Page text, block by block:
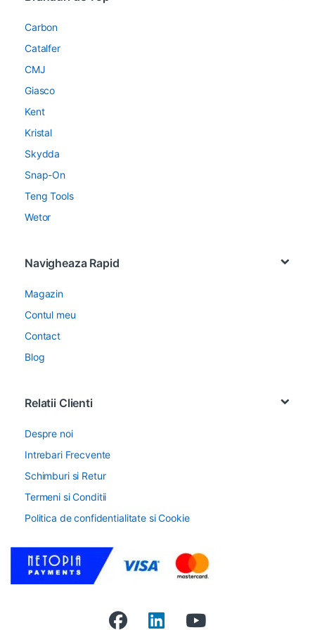
Carbon
Catalfer
CMJ
Giasco
Kent
Kristal
Skydda
Snap-On
Teng Tools
Wetor
Navigheaza Rapid
Magazin
Contul meu
Contact
Blog
Relatii Clienti
Despre noi
Intrebari Frecvente
Schimburi si Retur
Termeni si Conditii
Politica de confidentialitate si Cookie